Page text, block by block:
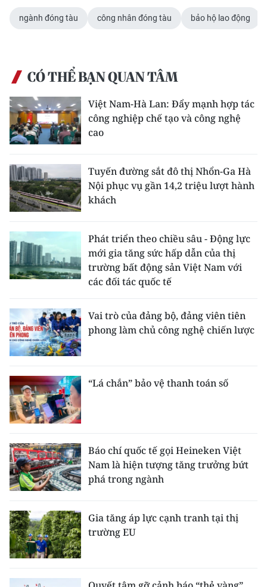
ngành đóng tàu công nhân đóng tàu bảo hộ lao động
CÓ THỂ BẠN QUAN TÂM
Việt Nam-Hà Lan: Đẩy mạnh hợp tác
công nghiệp chế tạo và công nghệ
cao
Tuyến đường sắt đô thị Nhổn-Ga Hà
Nội phục vụ gần 14,2 triệu lượt hành
khách
Phát triển theo chiều sâu - Động lực
mới gia tăng sức hấp dẫn của thị
trường bất động sản Việt Nam với
các đối tác quốc tế
Vai trò của đảng bộ, đảng viên tiên
phong làm chủ công nghệ chiến lược
“Lá chắn” bảo vệ thanh toán số
Báo chí quốc tế gọi Heineken Việt
Nam là hiện tượng tăng trưởng bứt
phá trong ngành
Gia tăng áp lực cạnh tranh tại thị
trường EU